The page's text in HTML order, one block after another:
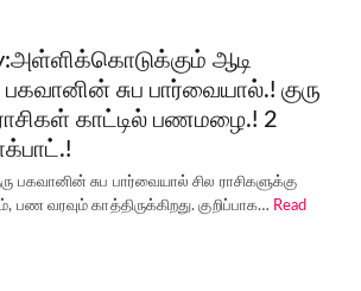
ஆடி
பகவானின் சுப பார்வையால்.! குரு
காட்டில் பணமழை.! 2
பகவானின் சுப பார்வையால் சில ராசிகளுக்கு
பண வரவும் காத்திருக்கிறது. குறிப்பாக… Read